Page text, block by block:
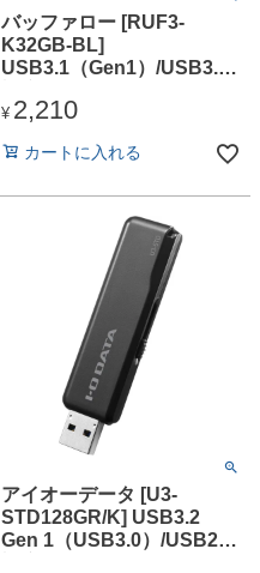
バッファロー [RUF3-
K32GB-BL]
USB3.1（Gen1）/USB3.0
ーモデル 32GB ブルー
¥ 2,210
カートに入れる
アイオーデータ [U3-
STD128GR/K] USB3.2
Gen 1（USB3.0）/USB2.0